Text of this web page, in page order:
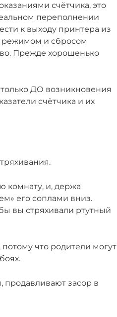
счётчика, это
переполнении
к выходу принтера из
режимом и сбросом
Прежде хорошенько
ДО возникновения
счётчика и их
комнату, и, держа
его соплами вниз.
вы стряхивали ртутный
что родители могут
продавливают засор в